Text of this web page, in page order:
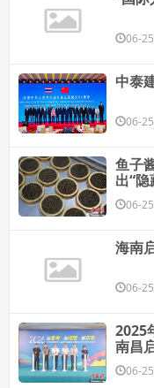
06-25
中泰
06-25
鱼子
出“隐
06-25
海南
06-25
2025
南昌
06-25